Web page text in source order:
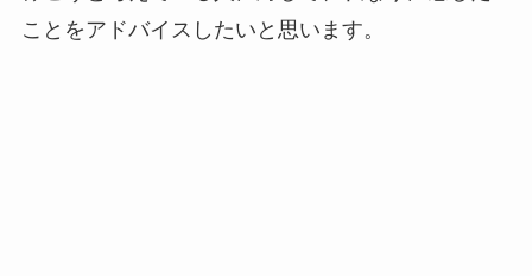
ことをアドバイスしたいと思います。